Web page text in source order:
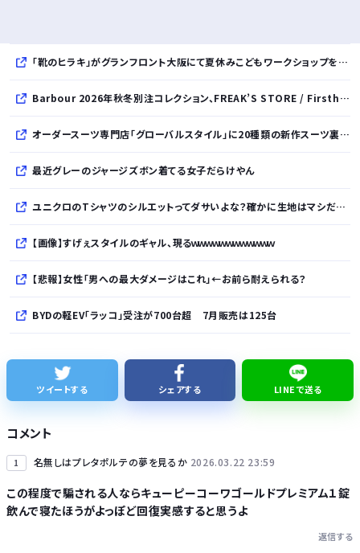
「靴のヒラキ」がグランフロント大阪にて夏休みこどもワークショップを開催！親子で楽しむ靴デコレーション体験や足の計測会
Barbour 2026年秋冬別注コレクション、FREAK’S STORE / Firsthand / Freadaから登場
オーダースーツ専門店「グローバルスタイル」に20種類の新作スーツ裏地が登場！おしゃれな花柄・サッカーボール・フラミンゴ・虎・フラガール・リゾート柄など豊富！
最近グレーのジャージズボン着てる女子だらけやん
ユニクロのTシャツのシルエットってダサいよな？確かに生地はマシだけどさ
【画像】すげぇスタイルのギャル、現るｗｗｗｗｗｗｗｗｗｗｗｗ
【悲報】女性「男への最大ダメージはこれ」←お前ら耐えられる？
BYDの軽EV「ラッコ」受注が700台超 7月販売は125台
【細胞】「小胞体」名前を変えるべき？ イメージと異なる姿、「理解に支障」
縄文時代とかいうロマンの塊
ツイートする シェアする LINEで送る
コメント
1 名無しはプレタポルテの夢を見るか 2026.03.22 23:59
この程度で騙される人ならキューピーコーワゴールドプレミアム１錠
飲んで寝たほうがよっぽど回復実感すると思うよ
返信する